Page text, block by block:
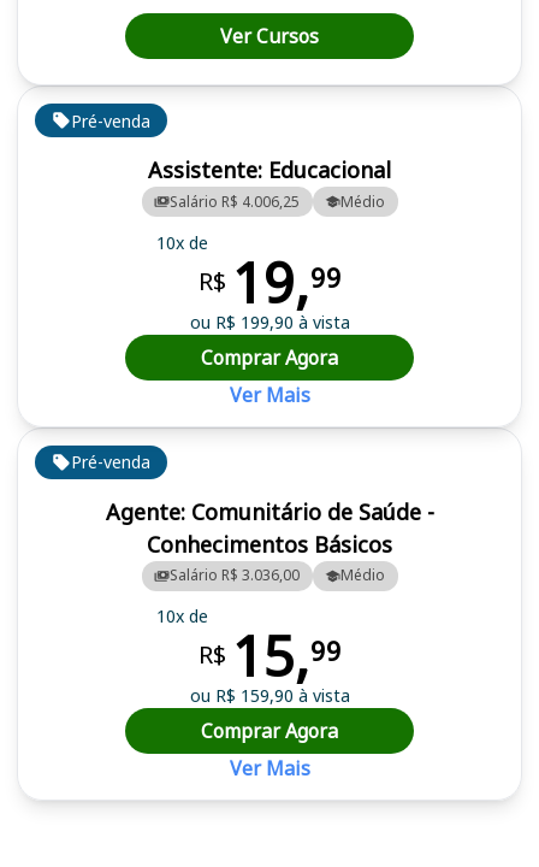
Pré-venda
Agente: Comunitário de Saúde -
Conhecimentos Básicos
Salário R$ 3.036,00 Médio
10x de
R$ 15,99
ou R$ 159,90 à vista
Comprar Agora
Ver Mais
Pré-venda
Assistente: Educacional
Salário R$ 4.006,25 Médio
10x de
R$ 19,99
ou R$ 199,90 à vista
Comprar Agora
Ver Mais
Ver Cursos